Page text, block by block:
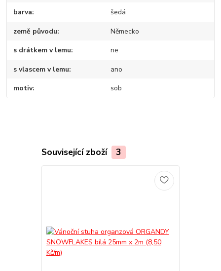
barva šedá
země původu Německo
s drátkem v lemu ne
s vlascem v lemu ano
motiv sob
Související zboží 3